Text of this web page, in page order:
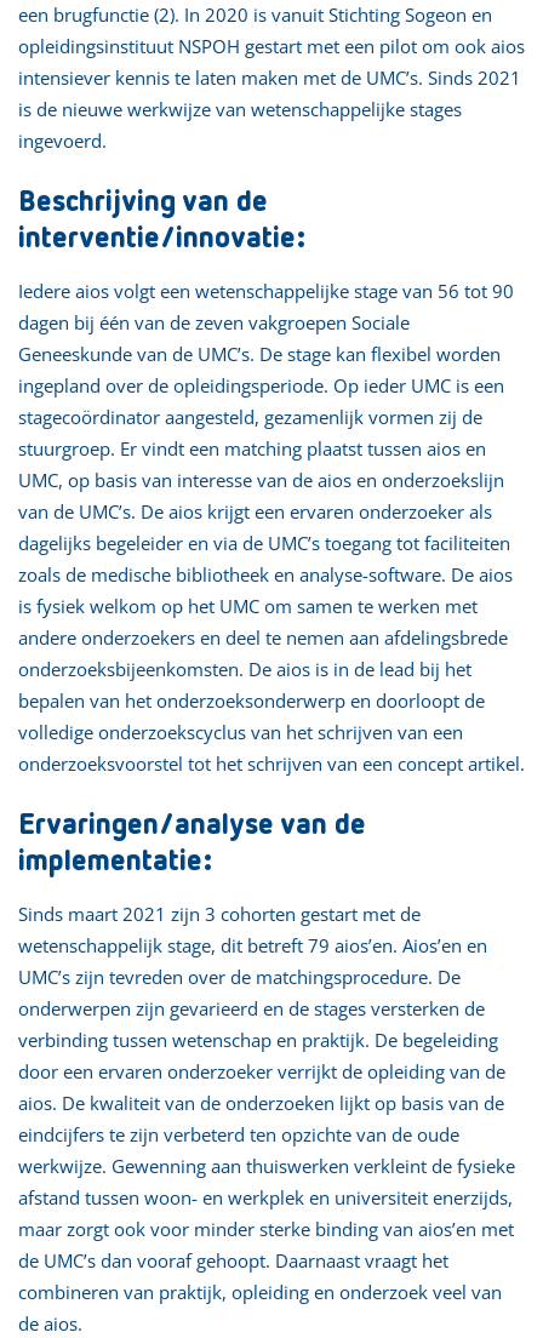
een brugfunctie (2). In 2020 is vanuit Stichting Sogeon en
opleidingsinstituut NSPOH gestart met een pilot om ook aios
intensiever kennis te laten maken met de UMC’s. Sinds 2021
is de nieuwe werkwijze van wetenschappelijke stages
ingevoerd.
Beschrijving van de
interventie/innovatie:
Iedere aios volgt een wetenschappelijke stage van 56 tot 90
dagen bij één van de zeven vakgroepen Sociale
Geneeskunde van de UMC’s. De stage kan flexibel worden
ingepland over de opleidingsperiode. Op ieder UMC is een
stagecoördinator aangesteld, gezamenlijk vormen zij de
stuurgroep. Er vindt een matching plaatst tussen aios en
UMC, op basis van interesse van de aios en onderzoekslijn
van de UMC’s. De aios krijgt een ervaren onderzoeker als
dagelijks begeleider en via de UMC’s toegang tot faciliteiten
zoals de medische bibliotheek en analyse-software. De aios
is fysiek welkom op het UMC om samen te werken met
andere onderzoekers en deel te nemen aan afdelingsbrede
onderzoeksbijeenkomsten. De aios is in de lead bij het
bepalen van het onderzoeksonderwerp en doorloopt de
volledige onderzoekscyclus van het schrijven van een
onderzoeksvoorstel tot het schrijven van een concept artikel.
Ervaringen/analyse van de
implementatie:
Sinds maart 2021 zijn 3 cohorten gestart met de
wetenschappelijk stage, dit betreft 79 aios’en. Aios’en en
UMC’s zijn tevreden over de matchingsprocedure. De
onderwerpen zijn gevarieerd en de stages versterken de
verbinding tussen wetenschap en praktijk. De begeleiding
door een ervaren onderzoeker verrijkt de opleiding van de
aios. De kwaliteit van de onderzoeken lijkt op basis van de
eindcijfers te zijn verbeterd ten opzichte van de oude
werkwijze. Gewenning aan thuiswerken verkleint de fysieke
afstand tussen woon- en werkplek en universiteit enerzijds,
maar zorgt ook voor minder sterke binding van aios’en met
de UMC’s dan vooraf gehoopt. Daarnaast vraagt het
combineren van praktijk, opleiding en onderzoek veel van
de aios.